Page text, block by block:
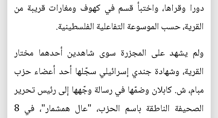
دورا وقراها، واختبأ قسم في كهوف ومغارات قريبة من
القرية، حسب الموسوعة التفاعلية الفلسطينية.
ولم يشهد على المجزرة سوى شاهدين أحدهما مختار
القرية، وشهادة جندي إسرائيلي سجّلها أحد أعضاء حزب
مبام، ش. كابلان وضمّها في رسالة وجّهها إلى رئيس تحرير
الصحيفة الناطقة باسم الحزب، "عال همشمار"، في 8